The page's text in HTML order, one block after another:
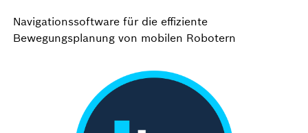
Navigationssoftware für die effiziente
Bewegungsplanung von mobilen Robotern